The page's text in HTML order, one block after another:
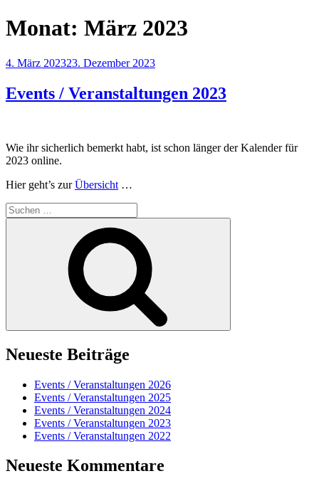
Monat: März 2023
Veröffentlicht
4. März 202323. Dezember 2023
Events / Veranstaltungen 2023
Wie ihr sicherlich bemerkt habt, ist schon länger der Kalender für
2023 online.
Hier geht’s zurÜbersicht …
Suche
nach:
Neueste Beiträge
Events / Veranstaltungen 2026
Events / Veranstaltungen 2025
Events / Veranstaltungen 2024
Events / Veranstaltungen 2023
Events / Veranstaltungen 2022
Neueste Kommentare